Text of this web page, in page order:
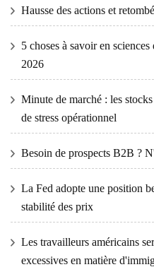
Hausse des actions et
5 choses à savoir en
2026
Minute de marché : les
de stress opérationnel
Besoin de prospects B2B ?
La Fed adopte une position
stabilité des prix
Les travailleurs américains
excessives en matière